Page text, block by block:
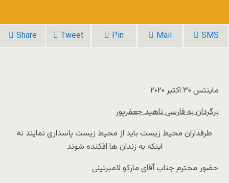
Share Tweet Pin Mail SMS
ماینتس ۳۰ اکتبر ۲۰۲۰
برگردان به فارسی ناهید جعفرپور
طرفداران محیط زیست باید از محیط زیست پاسداری نمایند نه
اینکه به زندان ها افکنده شوند
حضور محترم جناب آقای مارکو لامبرتینی